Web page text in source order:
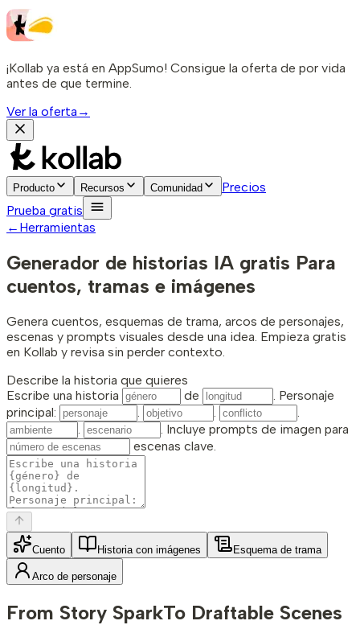
¡Kollab ya está en AppSumo! Consigue la oferta de por vida
antes de que termine.
Ver la oferta →
Producto Recursos Comunidad
Precios
Prueba gratis
← Herramientas
Generador de historias IA gratis Para
cuentos, tramas e imágenes
Genera cuentos, esquemas de trama, arcos de personajes,
escenas y prompts visuales desde una idea. Empieza gratis
en Kollab y revisa sin perder contexto.
Describe la historia que quieres
Escribe una historia
de
. Personaje
principal:
. .
.
.
. Incluye prompts de imagen para
escenas clave.
Cuento Historia con imágenes Esquema de trama
Arco de personaje
From Story SparkTo Draftable Scenes